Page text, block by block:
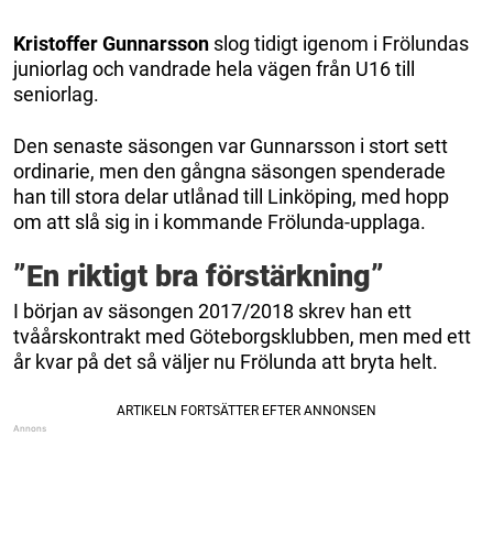
Kristoffer Gunnarsson slog tidigt igenom i Frölundas
juniorlag och vandrade hela vägen från U16 till
seniorlag.
Den senaste säsongen var Gunnarsson i stort sett
ordinarie, men den gångna säsongen spenderade
han till stora delar utlånad till Linköping, med hopp
om att slå sig in i kommande Frölunda-upplaga.
”En riktigt bra förstärkning”
I början av säsongen 2017/2018 skrev han ett
tvåårskontrakt med Göteborgsklubben, men med ett
år kvar på det så väljer nu Frölunda att bryta helt.